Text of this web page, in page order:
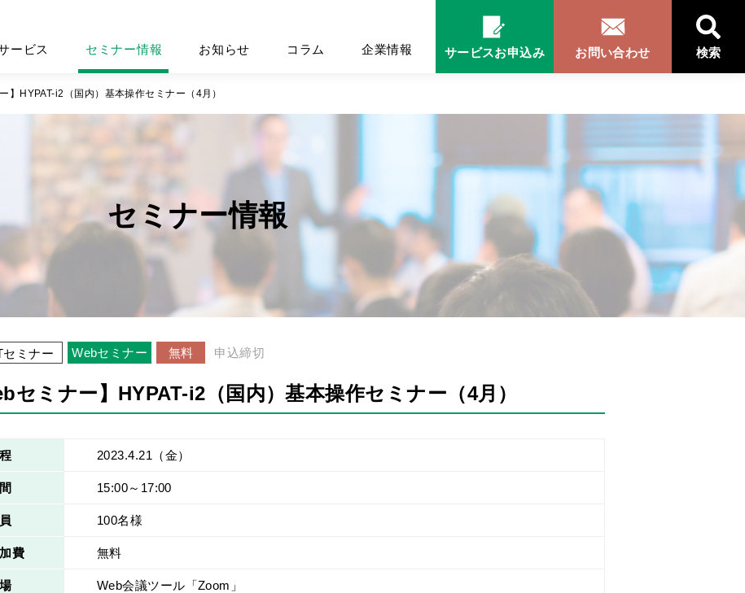
ービス セミナー情報 お知らせ コラム 企業情報 サービスお申込み お問い合わせ 検索
】HYPAT-i2（国内）基本操作セミナー（4月）
セミナー情報
セミナー Webセミナー 無料 申込締切
セミナー】HYPAT-i2（国内）基本操作セミナー（4月）
2023.4.21 （金）
15:00～17:00
100名様
費 無料
Web会議ツール「Zoom」